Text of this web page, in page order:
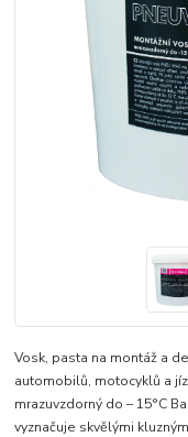
Vosk, pasta na montáž a
automobilů, motocyklů a
mrazuvzdorný do – 15°C
vyznačuje skvělými